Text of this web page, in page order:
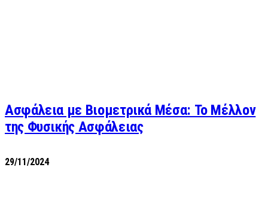
Ασφάλεια με Βιομετρικά Μέσα: Το Μέλλον
της Φυσικής Ασφάλειας
29/11/2024